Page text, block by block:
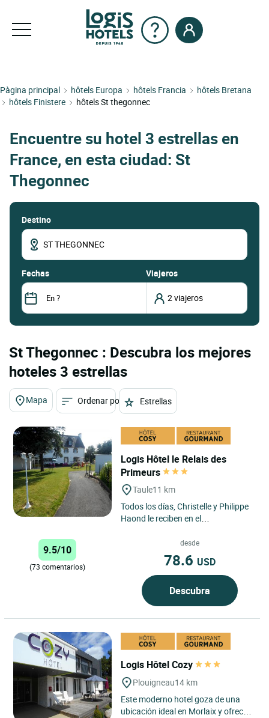
Pàgina principal hôtels Europa hôtels Francia
hôtels Bretana
hôtels Finistere
hôtels St thegonnec
Encuentre su hotel 3 estrellas en
France, en esta ciudad: St
Thegonnec
Destino
fechas Viajeros
St Thegonnec : Descubra los mejores
hoteles 3 estrellas
Mapa Ordenar por Estrellas
Logis Hôtel le Relais des
Primeurs
Taule11 km
Todos los días, Christelle y Philippe
Haond le reciben en el
Primeurs en un ambiente cordial....
9.5/10
(73 comentarios)
desde
78.6 USD
Descubra
Logis Hôtel Cozy
Plouigneau14 km
Este moderno hotel goza de una
ubicación ideal en Morlaix y ofrece